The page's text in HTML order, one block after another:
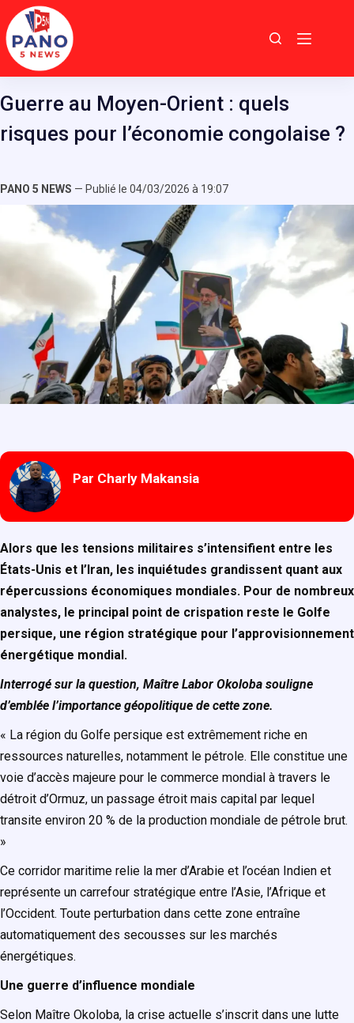
Passer
au
contenu
Guerre au Moyen-Orient : quels
risques pour l’économie congolaise ?
PANO 5 NEWS — Publié le 04/03/2026 à 19:07
Par Charly Makansia
Alors que les tensions militaires s’intensifient entre les
États-Unis et l’Iran, les inquiétudes grandissent quant aux
répercussions économiques mondiales. Pour de nombreux
analystes, le principal point de crispation reste le Golfe
persique, une région stratégique pour l’approvisionnement
énergétique mondial.
Interrogé sur la question, Maître Labor Okoloba souligne
d’emblée l’importance géopolitique de cette zone.
« La région du Golfe persique est extrêmement riche en
ressources naturelles, notamment le pétrole. Elle constitue une
voie d’accès majeure pour le commerce mondial à travers le
détroit d’Ormuz, un passage étroit mais capital par lequel
transite environ 20 % de la production mondiale de pétrole brut.
»
Ce corridor maritime relie la mer d’Arabie et l’océan Indien et
représente un carrefour stratégique entre l’Asie, l’Afrique et
l’Occident. Toute perturbation dans cette zone entraîne
automatiquement des secousses sur les marchés
énergétiques.
Une guerre d’influence mondiale
Selon Maître Okoloba, la crise actuelle s’inscrit dans une lutte